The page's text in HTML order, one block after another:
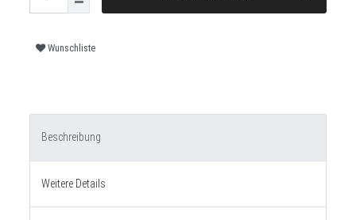
Wunschliste
Beschreibung
Weitere Details